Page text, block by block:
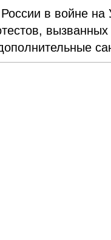
в войне на